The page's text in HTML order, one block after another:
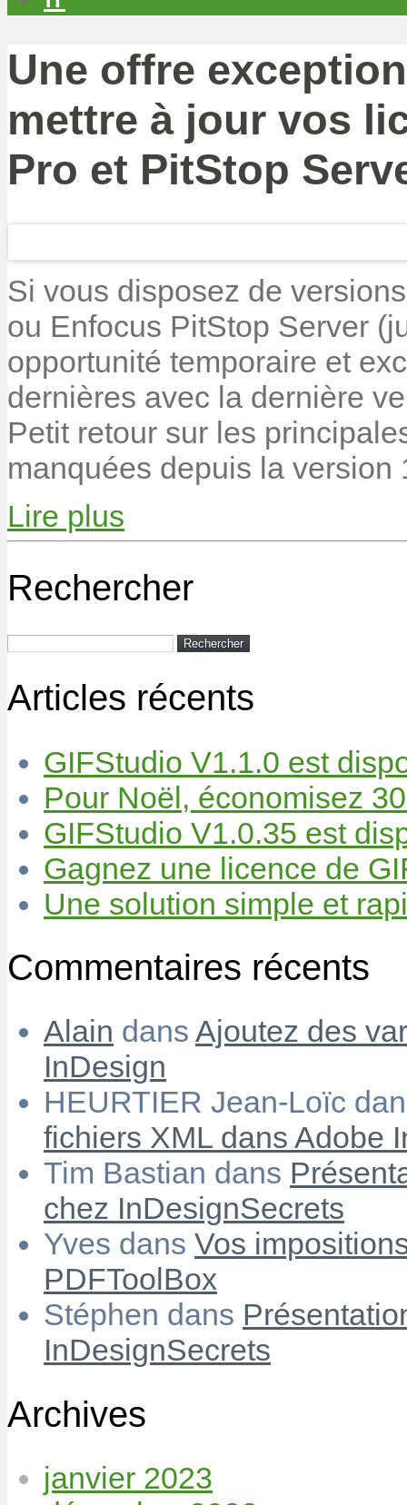
Une offre
mettre à jour vos
Pro et PitStop
Si vous disposez de
ou Enfocus PitStop Server
opportunité temporaire et
dernières avec la dernière
Petit retour sur les
manquées depuis la
Lire plus
Rechercher
Articles récents
GIFStudio V1.1.0 est
Pour Noël, économisez
GIFStudio V1.0.35 est
Gagnez une licence de
Une solution simple et
Commentaires récents
Alain dans Ajoutez des
InDesign
HEURTIER Jean-Loïc
fichiers XML dans Adobe
Tim Bastian dans
chez InDesignSecrets
Yves dans Vos
PDFToolBox
Stéphen dans
InDesignSecrets
Archives
janvier 2023